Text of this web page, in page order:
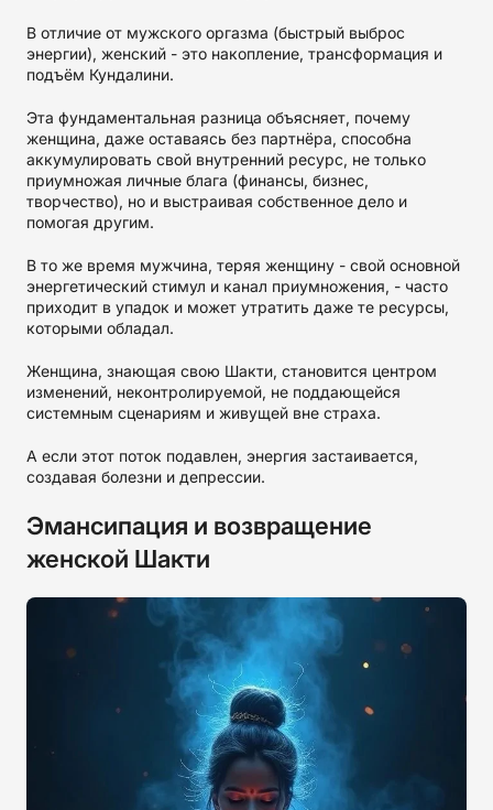
В отличие от мужского оргазма (быстрый выброс
энергии), женский - это накопление, трансформация и
подъём Кундалини.
Эта фундаментальная разница объясняет, почему
женщина, даже оставаясь без партнёра, способна
аккумулировать свой внутренний ресурс, не только
приумножая личные блага (финансы, бизнес,
творчество), но и выстраивая собственное дело и
помогая другим.
В то же время мужчина, теряя женщину - свой основной
энергетический стимул и канал приумножения, - часто
приходит в упадок и может утратить даже те ресурсы,
которыми обладал.
Женщина, знающая свою Шакти, становится центром
изменений, неконтролируемой, не поддающейся
системным сценариям и живущей вне страха.
А если этот поток подавлен, энергия застаивается,
создавая болезни и депрессии.
Эмансипация и возвращение
женской Шакти